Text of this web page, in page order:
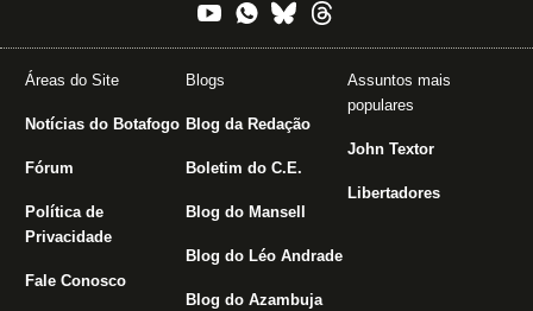
Áreas do Site
Notícias do Botafogo
Fórum
Política de
Privacidade
Fale Conosco
Blogs
Blog da Redação
Boletim do C.E.
Blog do Mansell
Blog do Léo Andrade
Blog do Azambuja
Assuntos mais
populares
John Textor
Libertadores